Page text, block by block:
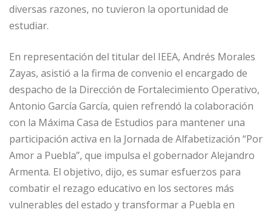
diversas razones, no tuvieron la oportunidad de
estudiar.
En representación del titular del IEEA, Andrés Morales
Zayas, asistió a la firma de convenio el encargado de
despacho de la Dirección de Fortalecimiento Operativo,
Antonio García García, quien refrendó la colaboración
con la Máxima Casa de Estudios para mantener una
participación activa en la Jornada de Alfabetización “Por
Amor a Puebla”, que impulsa el gobernador Alejandro
Armenta. El objetivo, dijo, es sumar esfuerzos para
combatir el rezago educativo en los sectores más
vulnerables del estado y transformar a Puebla en